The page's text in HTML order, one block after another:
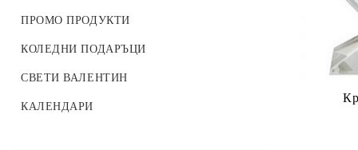
ДЕТСКИ КАРТИЧКИ
КОЛЕДНИ КАРТИЧКИ
КАРТИЧКИ ЗА СВЕТИ ВАЛЕНТИН
КАРТИЧКИ ЗА 8-МИ МАРТ
ПРОМО ПРОДУКТИ
КОЛЕДНИ ПОДАРЪЦИ
СВЕТИ ВАЛЕНТИН
КАЛЕНДАРИ